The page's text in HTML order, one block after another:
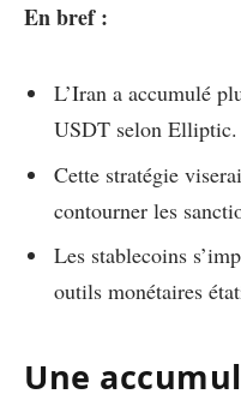
En bref :
L’Iran a accumulé
USDT selon Elliptic.
Cette stratégie
contourner les
Les stablecoins
outils monétaires
Une